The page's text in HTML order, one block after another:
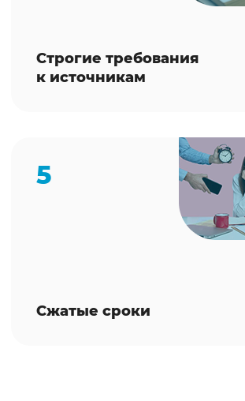
Строгие требования
к источникам
5
Сжатые сроки